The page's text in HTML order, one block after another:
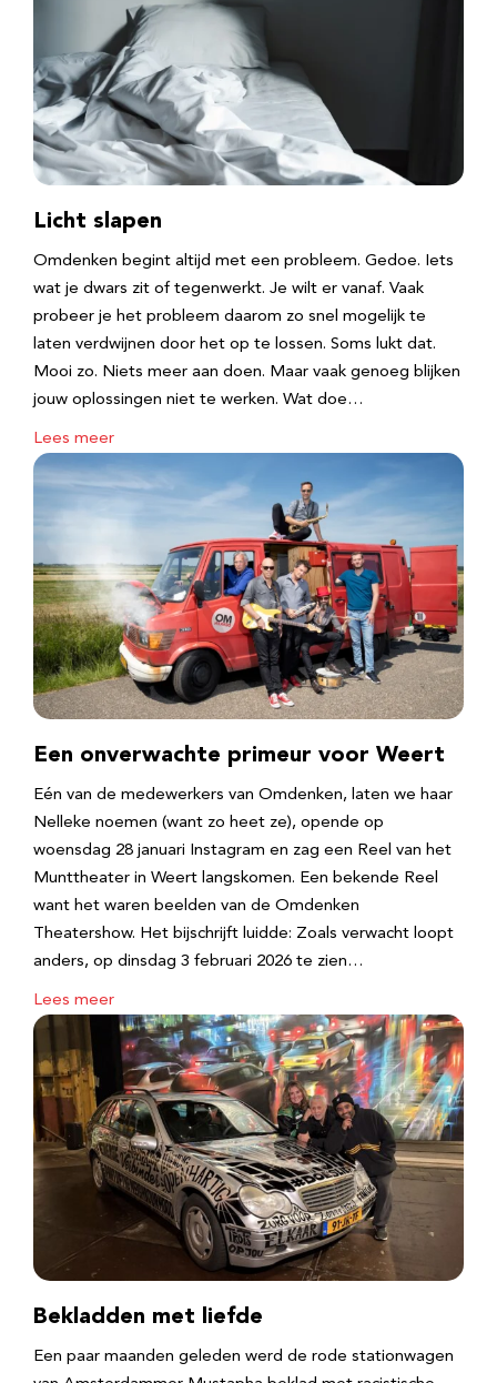
Licht slapen
Omdenken begint altijd met een probleem. Gedoe. Iets
wat je dwars zit of tegenwerkt. Je wilt er vanaf. Vaak
probeer je het probleem daarom zo snel mogelijk te
laten verdwijnen door het op te lossen. Soms lukt dat.
Mooi zo. Niets meer aan doen. Maar vaak genoeg blijken
jouw oplossingen niet te werken. Wat doe…
Lees meer
Een onverwachte primeur voor Weert
Eén van de medewerkers van Omdenken, laten we haar
Nelleke noemen (want zo heet ze), opende op
woensdag 28 januari Instagram en zag een Reel van het
Munttheater in Weert langskomen. Een bekende Reel
want het waren beelden van de Omdenken
Theatershow. Het bijschrijft luidde: Zoals verwacht loopt
anders, op dinsdag 3 februari 2026 te zien…
Lees meer
Bekladden met liefde
Een paar maanden geleden werd de rode stationwagen